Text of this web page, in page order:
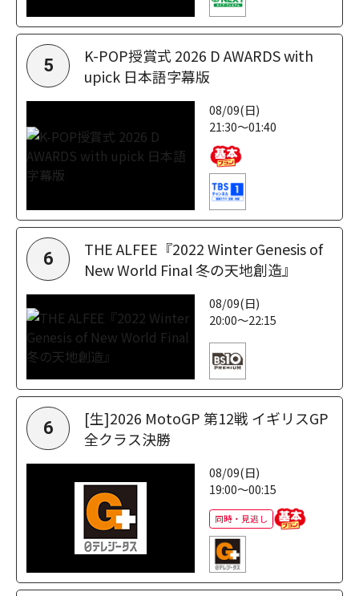
5
K-POP授賞式 2026 D AWARDS with
upick 日本語字幕版
08/09(日)
21:30～01:40
6
THE ALFEE『2022 Winter Genesis of
New World Final 冬の天地創造』
08/09(日)
20:00～22:15
6
[生]2026 MotoGP 第12戦 イギリスGP
全クラス決勝
08/09(日)
19:00～00:15
同時・見逃し